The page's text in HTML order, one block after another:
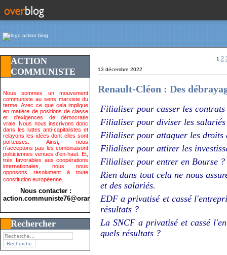
ACTION
COMMUNISTE
Nous sommes un mouvement
communiste au sens marxiste du
terme. Avec ce que cela implique
en matière de positions de classe
et d'exigences de démocratie
vraie. Nous nous inscrivons donc
dans les luttes anti-capitalistes et
relayons les idées dont elles sont
porteuses. Ainsi, nous
n'acceptons pas les combinaisont
politiciennes venues d'en-haut. Et,
très favorables aux coopérations
internationales, nous nous
opposons résolument à toute
constitution européenne.
Nous contacter :
action.communiste76@orange.fr>
Rechercher
1 2
13 décembre 2022
Renault-Cléon : Des
Filialiser pour casser les
Filialiser pour diviser les
Filialiser pour attaquer les droits
Filialiser pour attirer les
Filialiser pour entrer en Bourse ?
Rien dans tout cela ne nous
et des salariés.
EDF a privatisé et cassé
résultats ?
La SNCF a privatisé et cassé
quels résultats ?